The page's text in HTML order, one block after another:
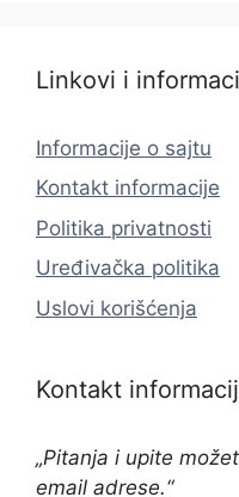
Linkovi i
Informacije o sajtu
Kontakt informacije
Politika privatnosti
Uređivačka politika
Uslovi korišćenja
Kontakt
„Pitanja i upite
email adrese.“